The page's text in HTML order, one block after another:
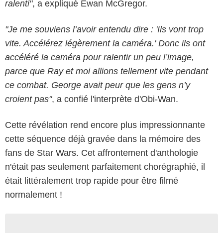
ralenti", a expliqué Ewan McGregor.
"Je me souviens l’avoir entendu dire : 'Ils vont trop
vite. Accélérez légèrement la caméra.' Donc ils ont
accéléré la caméra pour ralentir un peu l’image,
parce que Ray et moi allions tellement vite pendant
ce combat. George avait peur que les gens n’y
croient pas", a confié l'interprète d'Obi-Wan.
Cette révélation rend encore plus impressionnante
cette séquence déjà gravée dans la mémoire des
fans de Star Wars. Cet affrontement d'anthologie
n'était pas seulement parfaitement chorégraphié, il
était littéralement trop rapide pour être filmé
normalement !